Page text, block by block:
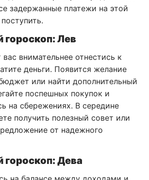
задержанные платежи на этой
Лев
внимательнее отнестись к
деньги. Появится желание
или найти дополнительный
поспешных покупок и
на сбережениях. В середине
получить полезный совет или
от надежного
Дева